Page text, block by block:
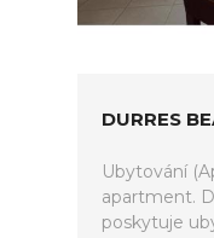
DURRES
Ubytování
apartment.
poskytuje